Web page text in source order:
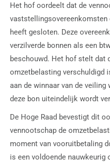
Het hof oordeelt dat de
heeft gesloten. Deze
verzilverde bonnen als een
beschouwd. Het hof stelt dat
omzetbelasting verschuldigd
aan de winnaar van de
deze bon uiteindelijk wordt
De Hoge Raad bevestigt dit
vennootschap de
moment van vooruitbetaling
is een voldoende nauwkeurig